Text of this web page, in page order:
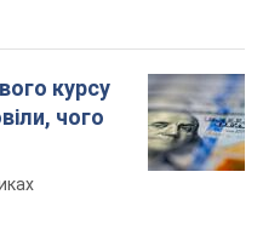
курсу
чого